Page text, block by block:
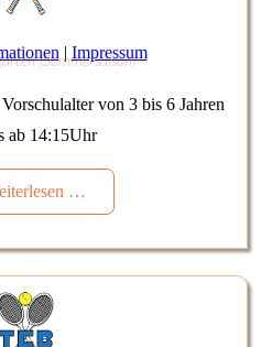
(Sommersaison)
von 3 bis 6 Jahren
ab 14:15Uhr
…
| Impressum